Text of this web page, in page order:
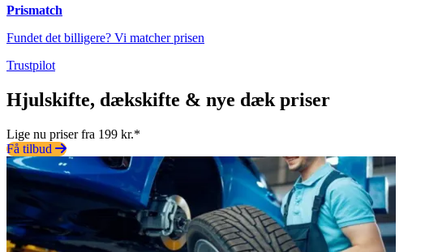
Prismatch
Fundet det billigere? Vi matcher prisen
Trustpilot
Hjulskifte, dækskifte & nye dæk priser
Lige nu priser fra 199 kr.*
Få tilbud